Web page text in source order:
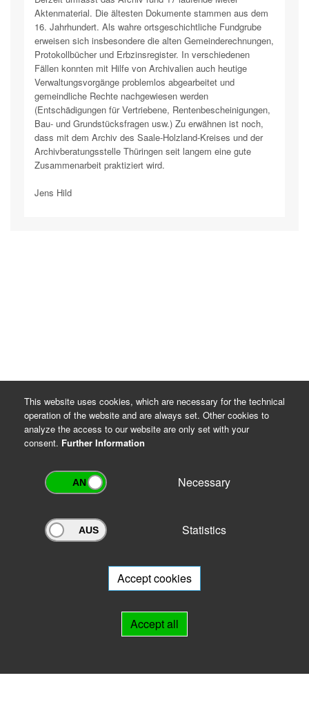
Aktenmaterial. Die ältesten Dokumente stammen aus dem
16. Jahrhundert. Als wahre ortsgeschichtliche Fundgrube
erweisen sich insbesondere die alten Gemeinderechnungen,
Protokollbücher und Erbzinsregister. In verschiedenen
Fällen konnten mit Hilfe von Archivalien auch heutige
Verwaltungsvorgänge problemlos abgearbeitet und
gemeindliche Rechte nachgewiesen werden
(Entschädigungen für Vertriebene, Rentenbescheinigungen,
Bau- und Grundstücksfragen usw.) Zu erwähnen ist noch,
dass mit dem Archiv des Saale-Holzland-Kreises und der
Archivberatungsstelle Thüringen seit langem eine gute
Zusammenarbeit praktiziert wird.
Jens Hild
Archivportal Thüringen
will be happy to advise you.
This website uses cookies, which are necessary for the technical
operation of the website and are always set. Other cookies to
analyze the access to our website are only set with your
consent. Further Information
Necessary
Statistics
Accept cookies
Accept all